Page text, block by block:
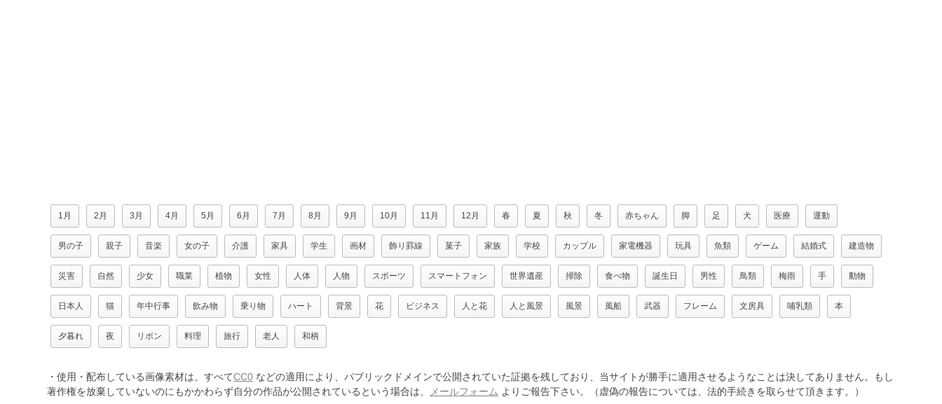
1月 2月 3月 4月 5月 6月 7月 8月 9月 10月 11月 12月 春 夏 秋 冬 赤ちゃん 脚 足 犬 医療 運動
男の子 親子 音楽 女の子 介護 家具 学生 画材 飾り罫線 菓子 家族 学校 カップル 家電機器 玩具 魚類 ゲーム 結婚式 建造物
災害 自然 少女 職業 植物 女性 人体 人物 スポーツ スマートフォン 世界遺産 掃除 食べ物 誕生日 男性 鳥類 梅雨 手 動物
日本人 猫 年中行事 飲み物 乗り物 ハート 背景 花 ビジネス 人と花 人と風景 風景 風船 武器 フレーム 文房具 哺乳類 本
夕暮れ 夜 リボン 料理 旅行 老人 和柄
・使用・配布している画像素材は、すべてCC0 などの適用により、パブリックドメインで公開されていた証拠を残しており、当サイトが勝手に適用させるようなことは決してありません。もし
著作権を放棄していないのにもかかわらず自分の作品が公開されているという場合は、
メールフォーム よりご報告下さい。（虚偽の報告については、法的手続きを取らせて頂きます。）